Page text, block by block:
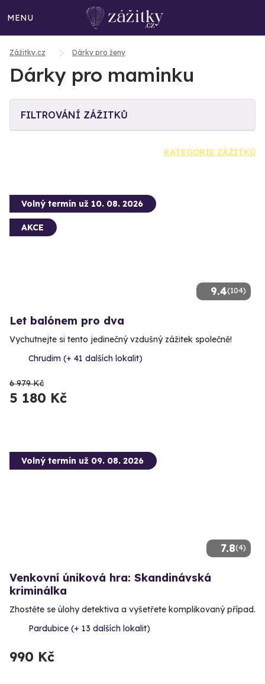
MENU
Zážitky.cz Dárky pro ženy
Dárky pro maminku
FILTROVÁNÍ ZÁŽITKŮ
KATEGORIE ZÁŽITKŮ
9.4(104)
Volný termín už 10. 08. 2026
AKCE
Let balónem pro dva
Vychutnejte si tento jedinečný vzdušný zážitek společně!
Chrudim (+ 41 dalších lokalit)
6 979 Kč
5 180 Kč
7.8(4)
Volný termín už 09. 08. 2026
Venkovní úniková hra: Skandinávská
kriminálka
Zhostěte se úlohy detektiva a vyšetřete komplikovaný případ.
Pardubice (+ 13 dalších lokalit)
990 Kč